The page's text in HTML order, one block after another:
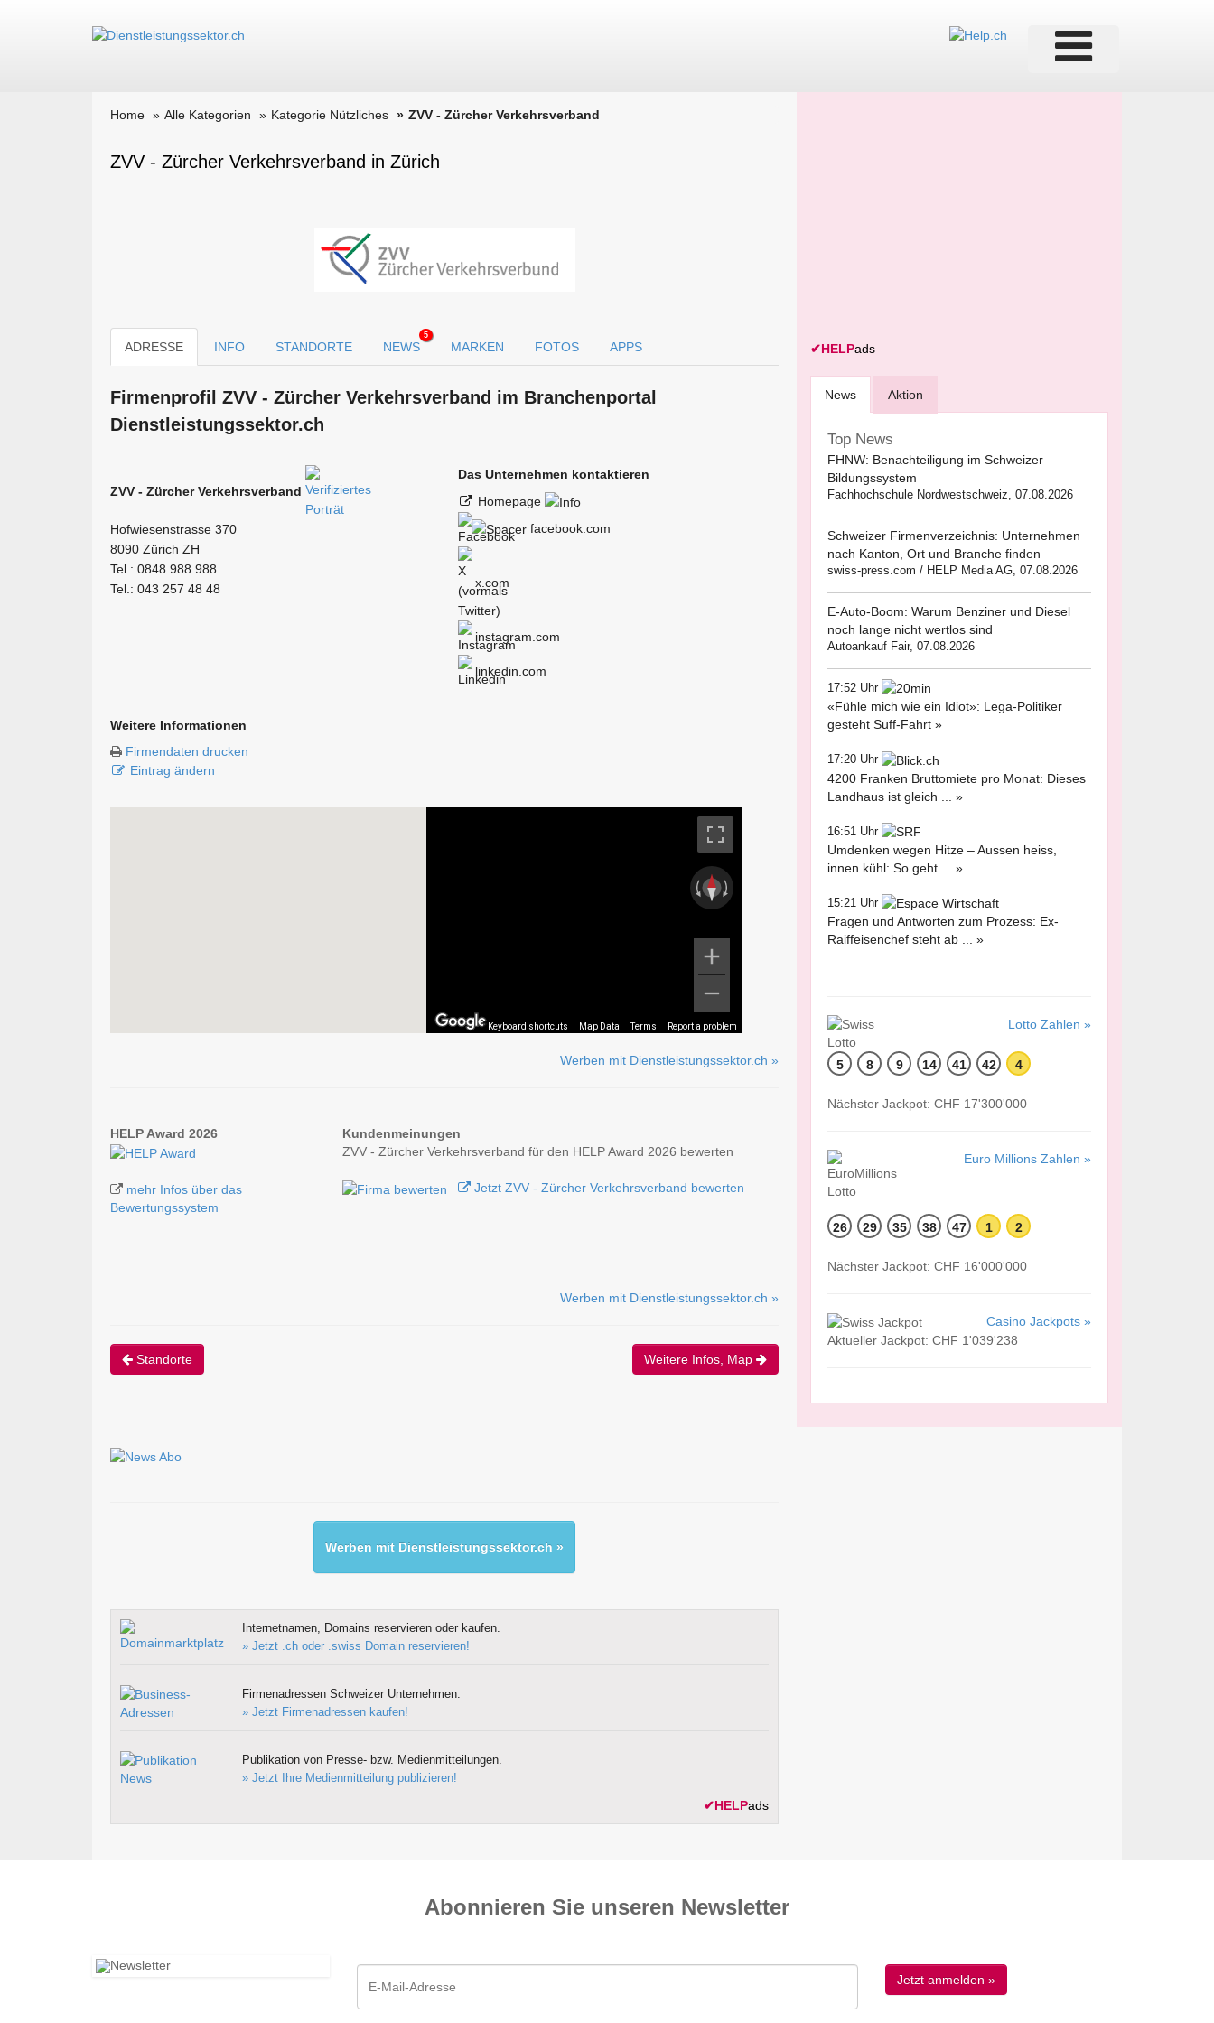
Home Alle Kategorien Kategorie Nützliches ZVV - Zürcher Verkehrsverband
ZVV - Zürcher Verkehrsverband in Zürich
ADRESSE INFO STANDORTE NEWS
5
MARKEN FOTOS APPS
Firmen­profil ZVV - Zürcher Verkehrsverband im Branchen­portal
Dienstleistungssektor.ch
ZVV - Zürcher Verkehrsverband
Hofwiesenstrasse 370
8090 Zürich ZH
Tel.: 0848 988 988
Tel.: 043 257 48 48
Das Unternehmen kontaktieren
Homepage
facebook.com
x.com
instagram.com
linkedin.com
Weitere Informationen
Firmendaten drucken
Eintrag ändern
Keyboard shortcuts Map Data Terms Report a problem
Werben mit Dienstleistungssektor.ch »
HELP Award 2026
mehr Infos über das
Bewertungssystem
Kundenmeinungen
ZVV - Zürcher Verkehrsverband für den HELP Award 2026 bewerten
Jetzt ZVV - Zürcher Verkehrsverband bewerten
Werben mit Dienstleistungssektor.ch »
Standorte Weitere Infos, Map
Werben mit Dienstleistungssektor.ch »
Internetnamen, Domains reservieren oder kaufen.
» Jetzt .ch oder .swiss Domain reservieren!
Firmenadressen Schweizer Unternehmen.
» Jetzt Firmenadressen kaufen!
Publikation von Presse- bzw. Medienmitteilungen.
» Jetzt Ihre Medienmitteilung publizieren!
✔HELPads
✔HELPads
News Aktion
Top News
FHNW: Benachteiligung im Schweizer
Bildungssystem
Fachhochschule Nordwestschweiz, 07.08.2026
Schweizer Firmenverzeichnis: Unternehmen
nach Kanton, Ort und Branche finden
swiss-press.com / HELP Media AG, 07.08.2026
E-Auto-Boom: Warum Benziner und Diesel
noch lange nicht wertlos sind
Autoankauf Fair, 07.08.2026
17:52 Uhr
«Fühle mich wie ein Idiot»: Lega-Politiker
gesteht Suff-Fahrt »
17:20 Uhr
4200 Franken Bruttomiete pro Monat: Dieses
Landhaus ist gleich ... »
16:51 Uhr
Umdenken wegen Hitze – Aussen heiss,
innen kühl: So geht ... »
15:21 Uhr
Fragen und Antworten zum Prozess: Ex-
Raiffeisenchef steht ab ... »
Lotto Zahlen »
5 8 9 14 41 42 4
Nächster Jackpot: CHF 17'300'000
Euro Millions Zahlen »
26 29 35 38 47 1 2
Nächster Jackpot: CHF 16'000'000
Casino Jackpots »
Aktueller Jackpot: CHF 1'039'238
Abonnieren Sie unseren News­letter